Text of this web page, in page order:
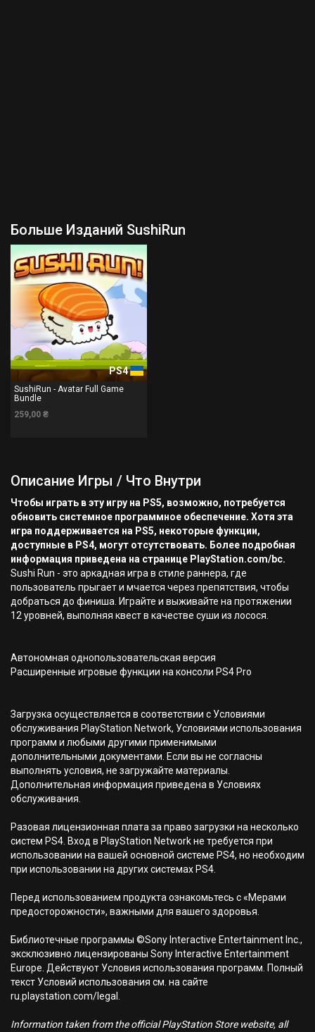
Больше Изданий SushiRun
PS4
SushiRun - Avatar Full Game
Bundle
259,00 ₴
Описание Игры / Что Внутри
Чтобы играть в эту игру на PS5, возможно, потребуется
обновить системное программное обеспечение. Хотя эта
игра поддерживается на PS5, некоторые функции,
доступные в PS4, могут отсутствовать. Более подробная
информация приведена на странице PlayStation.com/bc.
Sushi Run - это аркадная игра в стиле раннера, где
пользователь прыгает и мчается через препятствия, чтобы
добраться до финиша. Играйте и выживайте на протяжении
12 уровней, выполняя квест в качестве суши из лосося.
Автономная однопользовательская версия
Расширенные игровые функции на консоли PS4 Pro
Загрузка осуществляется в соответствии с Условиями
обслуживания PlayStation Network, Условиями использования
программ и любыми другими применимыми
дополнительными документами. Если вы не согласны
выполнять условия, не загружайте материалы.
Дополнительная информация приведена в Условиях
обслуживания.
Разовая лицензионная плата за право загрузки на несколько
систем PS4. Вход в PlayStation Network не требуется при
использовании на вашей основной системе PS4, но необходим
при использовании на других системах PS4.
Перед использованием продукта ознакомьтесь с «Мерами
предосторожности», важными для вашего здоровья.
Библиотечные программы ©Sony Interactive Entertainment Inc.,
эксклюзивно лицензированы Sony Interactive Entertainment
Europe. Действуют Условия использования программ. Полный
текст Условий использования см. на сайте
ru.playstation.com/legal.
Information taken from the official PlayStation Store website, all